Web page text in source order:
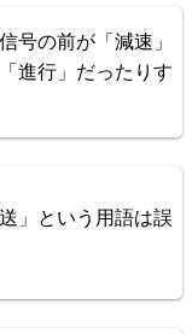
特急型車両編
号の前が「減速」
進行」だったりす
送」という用語は誤